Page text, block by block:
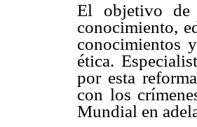
El objetivo de
conocimiento,
conocimientos
ética.
por esta
con los
Mundial en